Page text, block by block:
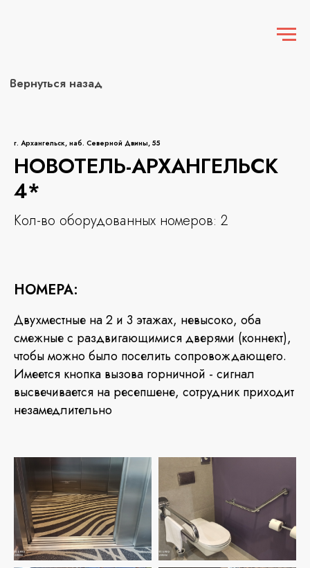
г. Архангельск, наб. Северной Двины, 55
НОВОТЕЛЬ-АРХАНГЕЛЬСК
4*
Кол-во оборудованных номеров: 2
НОМЕРА:
Двухместные на 2 и 3 этажах, невысоко, оба
смежные с раздвигающимися дверями (коннект),
чтобы можно было поселить сопровождающего.
Имеется кнопка вызова горничной - сигнал
высвечивается на ресепшене, сотрудник приходит
незамедлительно